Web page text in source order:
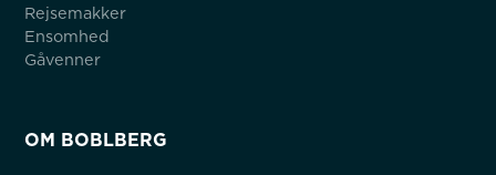
Rejsemakker
Ensomhed
Gåvenner
OM BOBLBERG